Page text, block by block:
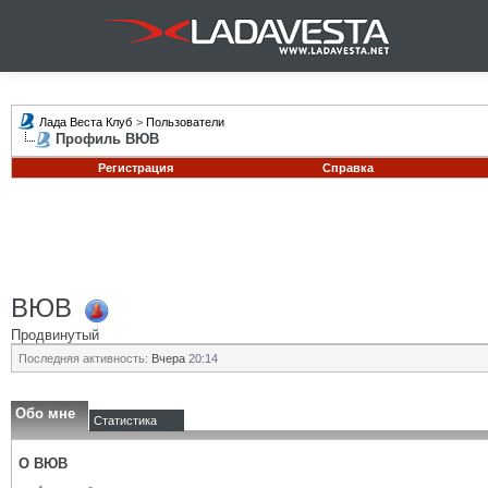
Лада Веста Клуб > Пользователи
Профиль ВЮВ
Регистрация Справка
ВЮВ
Продвинутый
Последняя активность: Вчера 20:14
Обо мне Статистика
О ВЮВ